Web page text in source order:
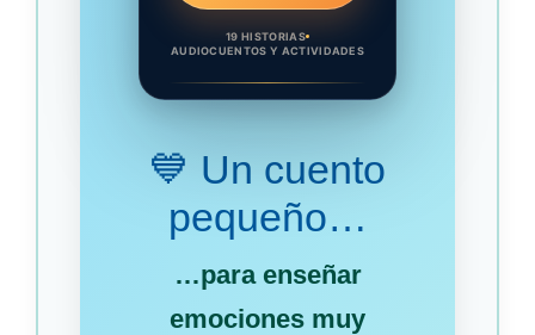
19 HISTORIAS
AUDIOCUENTOS Y ACTIVIDADES
💙 Un cuento
pequeño…
…para enseñar
emociones muy